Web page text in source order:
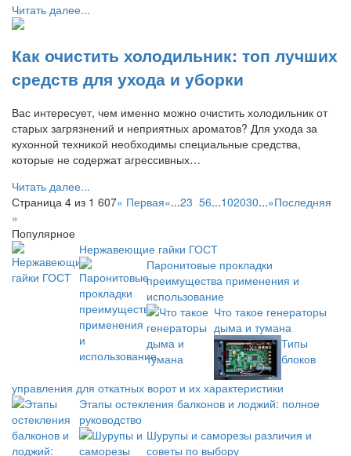
Читать далее...
Как очистить холодильник: топ лучших
средств для ухода и уборки
Вас интересует, чем именно можно очистить холодильник от
старых загрязнений и неприятных ароматов? Для ухода за
кухонной техникой необходимы специальные средства,
которые не содержат агрессивных…
Читать далее...
Страница 4 из 1 607« Первая«...23 56...102030...»Последняя
»
Популярное
Нержавеющие гайки ГОСТ
Паронитовые прокладки
преимущества применения и
использование
Что такое генераторы
дыма и тумана
Типы
блоков
управления для откатных ворот и их характеристики
Этапы остекления балконов и лоджий: полное
руководство
Шурупы и саморезы различия и
советы по выбору